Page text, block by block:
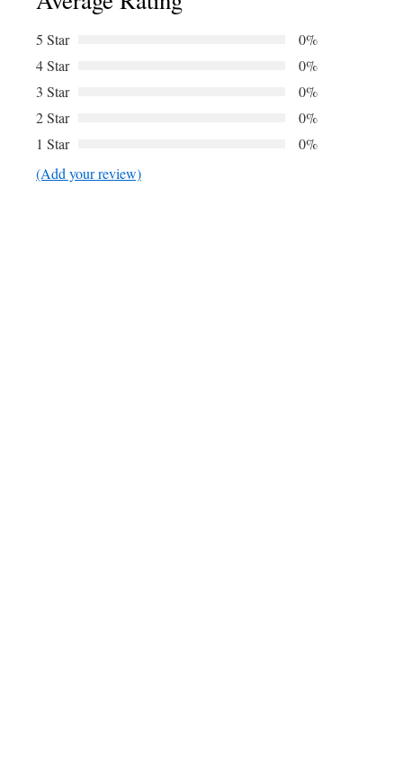
5 Star
0%
4 Star
0%
3 Star
0%
2 Star
0%
1 Star
0%
(Add your review)